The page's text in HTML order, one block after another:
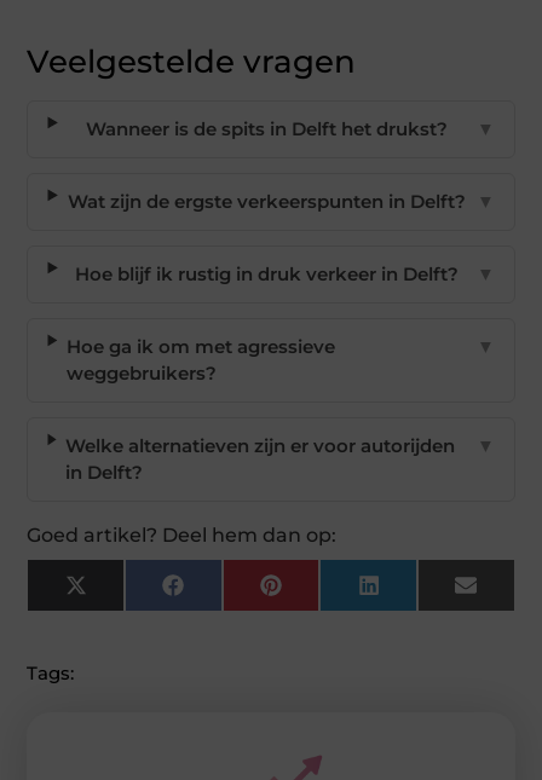
Veelgestelde vragen
Wanneer is de spits in Delft het drukst? ▼
Wat zijn de ergste verkeerspunten in Delft? ▼
Hoe blijf ik rustig in druk verkeer in Delft? ▼
Hoe ga ik om met agressieve
weggebruikers?
▼
Welke alternatieven zijn er voor autorijden
in Delft?
▼
Goed artikel? Deel hem dan op:
X
(Twitter)
FacebookPinterest LinkedIn Email
Tags: